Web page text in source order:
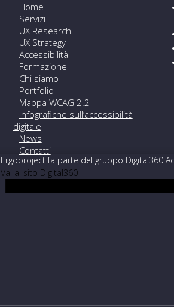
Home
Servizi
UX Research
UX Strategy
Accessibilità
Formazione
Chi siamo
Portfolio
Mappa WCAG 2.2
Infografiche sull’accessibilità
digitale
News
Contatti
Ergoproject fa parte del gruppo Digital360
Vai al sito Digital360